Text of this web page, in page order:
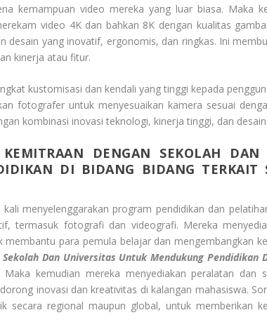
kemampuan video mereka yang luar biasa. Maka
video 4K dan bahkan 8K dengan kualitas
desain yang inovatif, ergonomis, dan ringkas. Ini
kinerja atau fitur.
kustomisasi dan kendali yang tinggi kepada
fotografer untuk menyesuaikan kamera sesuai
kombinasi inovasi teknologi, kinerja tinggi, dan
DENGAN SEKOLAH DAN
DI BIDANG BIDANG TERKAIT
menyelenggarakan program pendidikan dan
termasuk fotografi dan videografi. Mereka
membantu para pemula belajar dan mengembangkan
Dan Universitas Untuk Mendukung Pendidikan
Maka kemudian mereka menyediakan peralatan dan
inovasi dan kreativitas di kalangan mahasiswa.
secara regional maupun global, untuk memberikan